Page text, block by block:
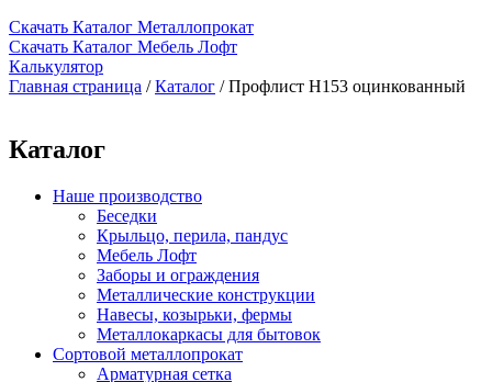
Скачать Каталог Металлопрокат
Скачать Каталог Мебель Лофт
Калькулятор
Главная страница /Каталог /Профлист Н153 оцинкованный
Каталог
Наше производство
Беседки
Крыльцо, перила, пандус
Мебель Лофт
Заборы и ограждения
Металлические конструкции
Навесы, козырьки, фермы
Металлокаркасы для бытовок
Сортовой металлопрокат
Арматурная сетка